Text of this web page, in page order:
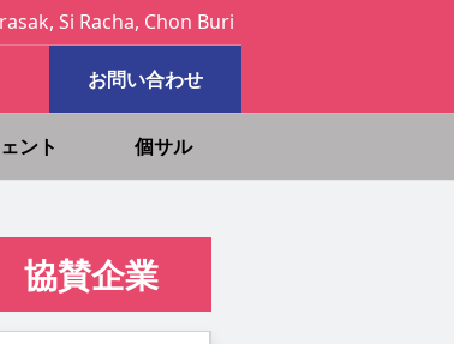
Si Racha, Chon Buri
お問い合わせ
ント 個サル
協賛企業